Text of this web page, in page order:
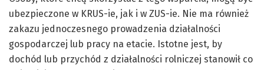
ubezpieczone w KRUS-ie, jak i w ZUS-ie. Nie ma również
zakazu jednoczesnego prowadzenia działalności
gospodarczej lub pracy na etacie. Istotne jest, by
dochód lub przychód z działalności rolniczej stanowił co